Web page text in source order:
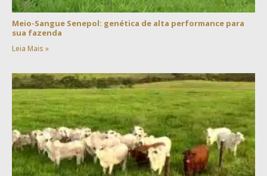
Meio-Sangue Senepol: genética de alta performance para
sua fazenda
Leia Mais »